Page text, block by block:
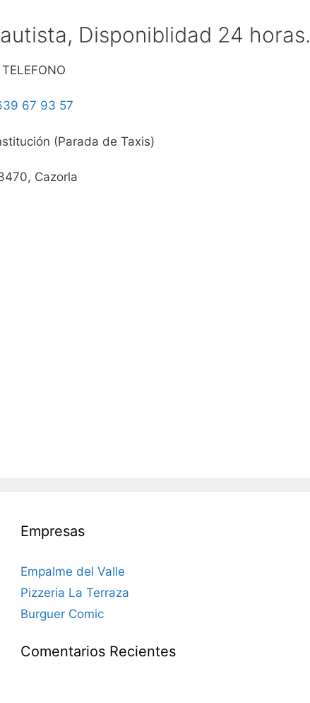
Disponiblidad 24 horas.
TELEFONO
67 93 57
(Parada de Taxis)
Cazorla
Empresas
Empalme del Valle
Pizzeria La Terraza
Burguer Comic
Comentarios Recientes